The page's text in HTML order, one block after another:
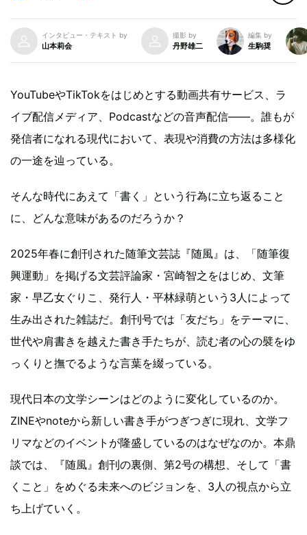
インタビュー・テキスト by
山本莉会
撮影 by
丹野雄二
編集 by
生駒奨
YouTubeやTikTokをはじめとする動画共有サービス、ラ
イブ配信メディア、Podcastなどの音声配信――。誰もが
発信者になれる現代において、表現や消費の方法は多様化
の一途を辿っている。
そんな時代にあえて「書く」という行為に立ち返ること
に、どんな意味があるのだろうか？
2025年春に創刊された随筆文芸誌『随風』は、「随筆復
興運動」を掲げる文芸評論家・宮崎智之をはじめ、文筆
家・早乙女ぐりこ、発行人・平林緑萌という3人によって
生み出された雑誌だ。創刊号では「友だち」をテーマに、
世代や肩書きを越えた書き手たちが、読む者の心の襞をゆ
っくりと撫でるような言葉を綴っている。
現代日本の文学シーンはどのように変化しているのか。
ZINEやnoteから新しい書き手がつぎつぎに現れ、文学フ
リマなどのイベントが隆盛しているのはなぜなのか。本鼎
談では、『随風』創刊の裏側、第2号の構想、そして「書
くこと」をめぐる未来へのビジョンを、3人の視点から立
ち上げていく。